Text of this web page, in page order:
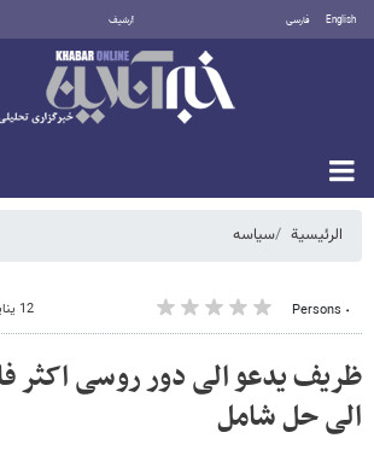
English فارسی أرشيف
الرئيسية سیاسه
٠ Persons 12 يناير 2015 - 13:30
ظریف یدعو الی دور روسی اکثر
الی حل شامل